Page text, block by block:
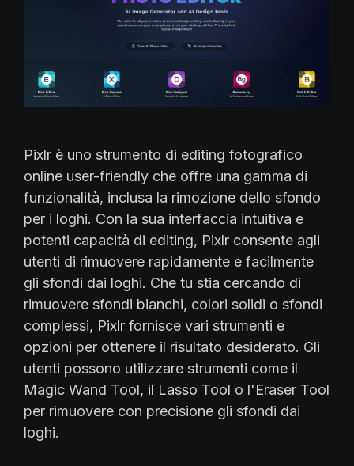
Pixlr è uno strumento di editing fotografico
online user-friendly che offre una gamma di
funzionalità, inclusa la rimozione dello sfondo
per i loghi. Con la sua interfaccia intuitiva e
potenti capacità di editing, Pixlr consente agli
utenti di rimuovere rapidamente e facilmente
gli sfondi dai loghi. Che tu stia cercando di
rimuovere sfondi bianchi, colori solidi o sfondi
complessi, Pixlr fornisce vari strumenti e
opzioni per ottenere il risultato desiderato. Gli
utenti possono utilizzare strumenti come il
Magic Wand Tool, il Lasso Tool o l'Eraser Tool
per rimuovere con precisione gli sfondi dai
loghi.